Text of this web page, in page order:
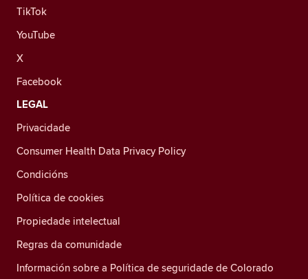
TikTok
YouTube
X
Facebook
LEGAL
Privacidade
Consumer Health Data Privacy Policy
Condicións
Política de cookies
Propiedade intelectual
Regras da comunidade
Información sobre a Política de seguridade de Colorado